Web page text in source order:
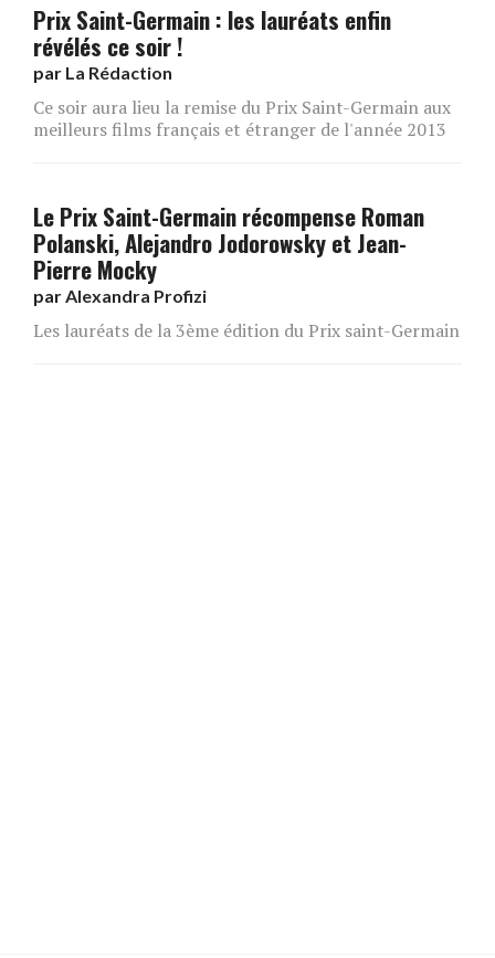
Prix Saint-Germain : les lauréats enfin
révélés ce soir !
par La Rédaction
Ce soir aura lieu la remise du Prix Saint-Germain aux
meilleurs films français et étranger de l'année 2013
Le Prix Saint-Germain récompense Roman
Polanski, Alejandro Jodorowsky et Jean-
Pierre Mocky
par Alexandra Profizi
Les lauréats de la 3ème édition du Prix saint-Germain